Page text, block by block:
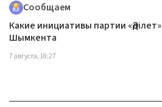
Сообщаем
Какие инициативы партии
Шымкента
7 августа, 18:27